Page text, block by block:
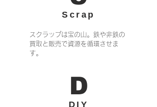
Scrap
スクラップは宝の山。鉄や非鉄の
買取と販売で資源を循環させま
す。
​D
​DIY